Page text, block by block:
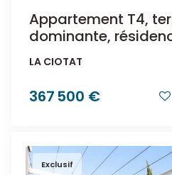
Appartement T4,
dominante,
LA CIOTAT
367 500 €
Exclusif